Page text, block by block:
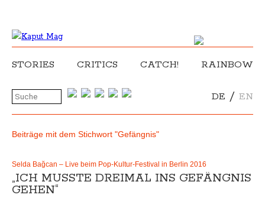
STORIES CRITICS CATCH! RAINBOW
DE / EN
Beiträge mit dem Stichwort "Gefängnis"
Selda Bağcan – Live beim Pop-Kultur-Festival in Berlin 2016
„ICH MUSSTE DREIMAL INS GEFÄNGNIS
GEHEN“